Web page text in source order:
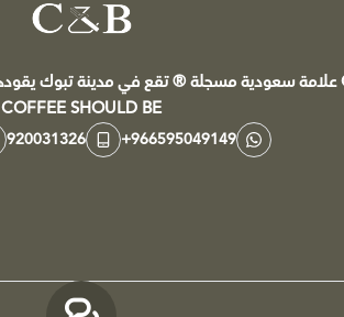
COFFEE SHOULD BE
+966595049149
920031326